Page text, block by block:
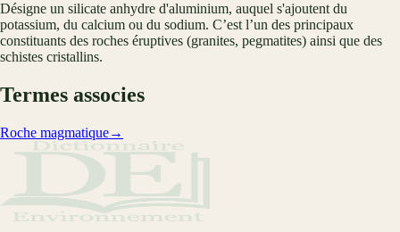
Désigne un silicate anhydre d'aluminium, auquel s'ajoutent du
potassium, du calcium ou du sodium. C’est l’un des principaux
constituants des roches éruptives (granites, pegmatites) ainsi que des
schistes cristallins.
Termes associes
Roche magmatique→